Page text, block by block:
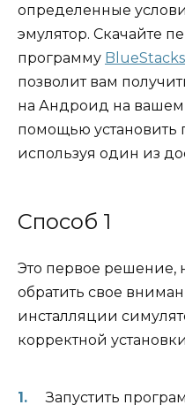
определенные
эмулятор. Скачайте
программу BlueStacks
позволит вам
на Андроид на
помощью установить
используя один из
Способ 1
Это первое решение,
обратить свое
инсталляции
корректной
Запустить